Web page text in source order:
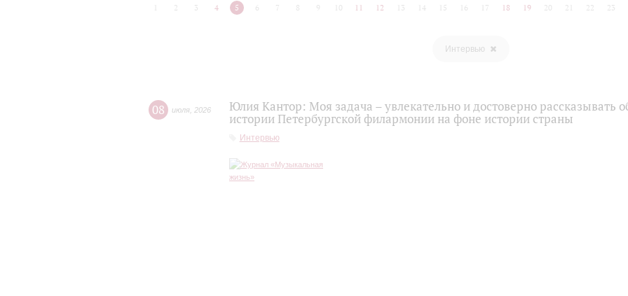
2 3 4 5 6 7 8 9 10 11 12 13 14 15 16 17 18 19 20 21 22 23
Интервью
08 июля 2026
Юлия Кантор: Моя задача – увлекательно и достоверно рассказывать
истории Петербургской филармонии на фоне истории страны
Интервью